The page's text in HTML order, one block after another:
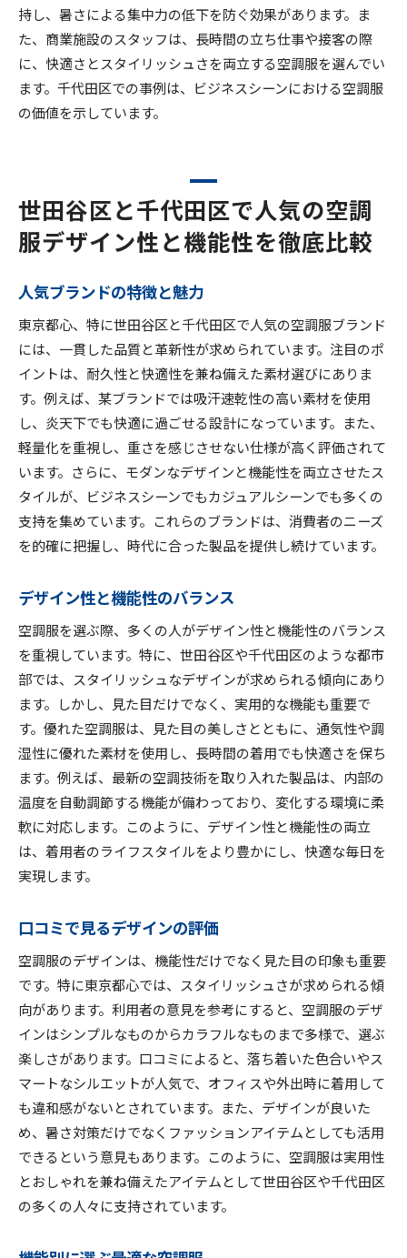
持し、暑さによる集中力の低下を防ぐ効果があります。ま
た、商業施設のスタッフは、長時間の立ち仕事や接客の際
に、快適さとスタイリッシュさを両立する空調服を選んでい
ます。千代田区での事例は、ビジネスシーンにおける空調服
の価値を示しています。
世田谷区と千代田区で人気の空調
服デザイン性と機能性を徹底比較
人気ブランドの特徴と魅力
東京都心、特に世田谷区と千代田区で人気の空調服ブランド
には、一貫した品質と革新性が求められています。注目のポ
イントは、耐久性と快適性を兼ね備えた素材選びにありま
す。例えば、某ブランドでは吸汗速乾性の高い素材を使用
し、炎天下でも快適に過ごせる設計になっています。また、
軽量化を重視し、重さを感じさせない仕様が高く評価されて
います。さらに、モダンなデザインと機能性を両立させたス
タイルが、ビジネスシーンでもカジュアルシーンでも多くの
支持を集めています。これらのブランドは、消費者のニーズ
を的確に把握し、時代に合った製品を提供し続けています。
デザイン性と機能性のバランス
空調服を選ぶ際、多くの人がデザイン性と機能性のバランス
を重視しています。特に、世田谷区や千代田区のような都市
部では、スタイリッシュなデザインが求められる傾向にあり
ます。しかし、見た目だけでなく、実用的な機能も重要で
す。優れた空調服は、見た目の美しさとともに、通気性や調
湿性に優れた素材を使用し、長時間の着用でも快適さを保ち
ます。例えば、最新の空調技術を取り入れた製品は、内部の
温度を自動調節する機能が備わっており、変化する環境に柔
軟に対応します。このように、デザイン性と機能性の両立
は、着用者のライフスタイルをより豊かにし、快適な毎日を
実現します。
口コミで見るデザインの評価
空調服のデザインは、機能性だけでなく見た目の印象も重要
です。特に東京都心では、スタイリッシュさが求められる傾
向があります。利用者の意見を参考にすると、空調服のデザ
インはシンプルなものからカラフルなものまで多様で、選ぶ
楽しさがあります。口コミによると、落ち着いた色合いやス
マートなシルエットが人気で、オフィスや外出時に着用して
も違和感がないとされています。また、デザインが良いた
め、暑さ対策だけでなくファッションアイテムとしても活用
できるという意見もあります。このように、空調服は実用性
とおしゃれを兼ね備えたアイテムとして世田谷区や千代田区
の多くの人々に支持されています。